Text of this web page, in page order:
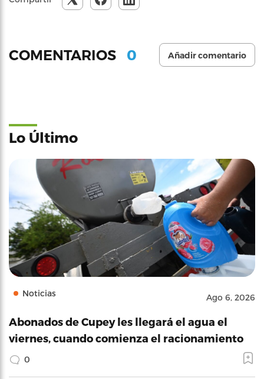
COMENTARIOS 0 Añadir comentario
Lo Último
Noticias Ago 6, 2026
Abonados de Cupey les llegará el agua el
viernes, cuando comienza el racionamiento
0